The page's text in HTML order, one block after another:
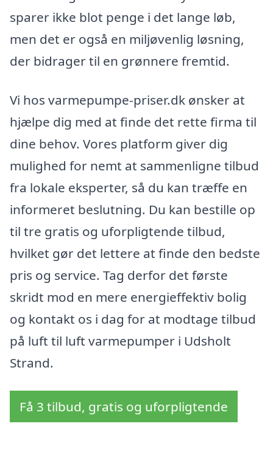
sparer ikke blot penge i det lange løb,
men det er også en miljøvenlig løsning,
der bidrager til en grønnere fremtid.
Vi hos varmepumpe-priser.dk ønsker at
hjælpe dig med at finde det rette firma til
dine behov. Vores platform giver dig
mulighed for nemt at sammenligne tilbud
fra lokale eksperter, så du kan træffe en
informeret beslutning. Du kan bestille op
til tre gratis og uforpligtende tilbud,
hvilket gør det lettere at finde den bedste
pris og service. Tag derfor det første
skridt mod en mere energieffektiv bolig
og kontakt os i dag for at modtage tilbud
på luft til luft varmepumper i Udsholt
Strand.
Få 3 tilbud, gratis og uforpligtende